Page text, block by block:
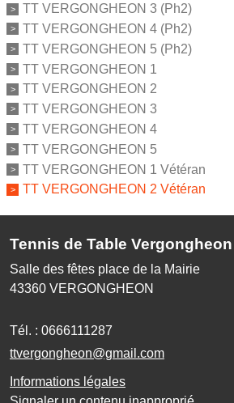
TT VERGONGHEON 3 (Ph2)
TT VERGONGHEON 4 (Ph2)
TT VERGONGHEON 5 (Ph2)
TT VERGONGHEON 1
TT VERGONGHEON 2
TT VERGONGHEON 3
TT VERGONGHEON 4
TT VERGONGHEON 5
TT VERGONGHEON 1 Vétéran
TT VERGONGHEON 2 Vétéran
Tennis de Table Vergongheon
Salle des fêtes place de la Mairie
43360 VERGONGHEON
Tél. : 0666111287
ttvergongheon@gmail.com
Informations légales